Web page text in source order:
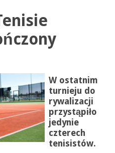
W ostatnim
turnieju do
rywalizacji
przystąpiło
jedynie
czterech
tenisistów.